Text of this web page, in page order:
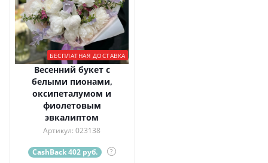
БЕСПЛАТНАЯ ДОСТАВКА
Весенний букет с
белыми пионами,
оксипеталумом и
фиолетовым
эвкалиптом
Артикул: 023138
CashBack 402 руб. ?